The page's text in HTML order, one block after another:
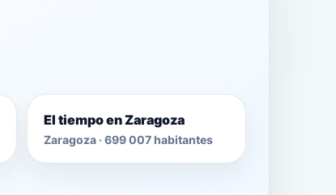
El tiempo en Zaragoza
Zaragoza · 699 007 habitantes